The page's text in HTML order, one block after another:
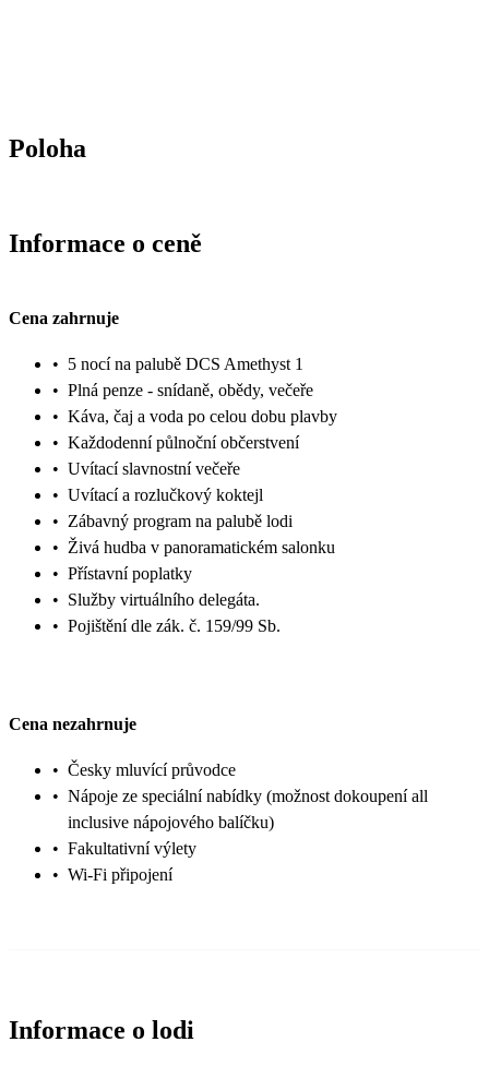
Poloha
Informace o ceně
Cena zahrnuje
• 5 nocí na palubě DCS Amethyst 1
• Plná penze - snídaně, obědy, večeře
• Káva, čaj a voda po celou dobu plavby
• Každodenní půlnoční občerstvení
• Uvítací slavnostní večeře
• Uvítací a rozlučkový koktejl
• Zábavný program na palubě lodi
• Živá hudba v panoramatickém salonku
• Přístavní poplatky
• Služby virtuálního delegáta.
• Pojištění dle zák. č. 159/99 Sb.
Cena nezahrnuje
• Česky mluvící průvodce
• Nápoje ze speciální nabídky (možnost dokoupení all
inclusive nápojového balíčku)
• Fakultativní výlety
• Wi-Fi připojení
Informace o lodi